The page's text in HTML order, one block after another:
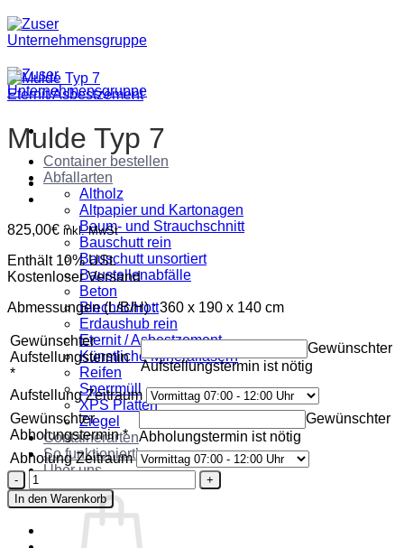
Zum
Inhalt
springen
Container bestellen
Abfallarten
Altholz
Altpapier und Kartonagen
Baum- und Strauchschnitt
Bauschutt rein
Bauschutt unsortiert
Baustellenabfälle
Beton
Blechschrott
Erdaushub rein
Eternit / Asbestzement
Künstliche Mineralfasern
Reifen
Sperrmüll
XPS Platten
Ziegel
Containerarten
So funktioniert’s
Über uns
Kontakt
Eternit/Asbestzement
Mulde Typ 7
825,00€ inkl. MwSt
Enthält 10% USt.
Kostenloser Versand
Abmessungen (L/B/H) : 360 x 190 x 140 cm
Gewünschter
Aufstellungstermin
*
Gewünschter
Aufstellungstermin ist nötig
Aufstellung Zeitraum
Gewünschter
Abholungstermin*
Gewünschter
Abholungstermin ist nötig
Abholung Zeitraum
Mulde
Typ
7
Menge
In den Warenkorb